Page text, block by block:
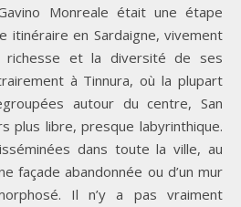
Monreale était une étape
itinéraire en Sardaigne, vivement
richesse et la diversité de ses
à Tinnura, où la plupart
autour du centre, San
plus libre, presque labyrinthique.
dans toute la ville, au
façade abandonnée ou d’un mur
Il n’y a pas vraiment